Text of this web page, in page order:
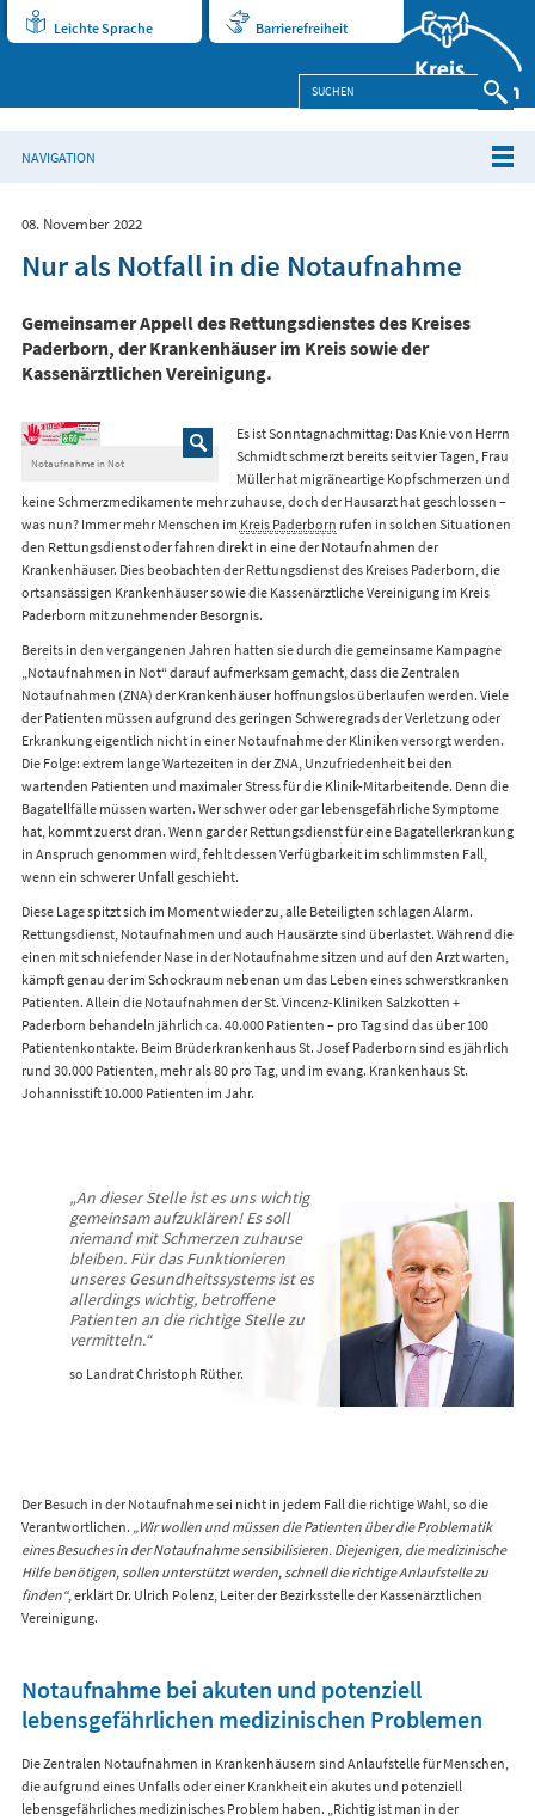
Leichte Sprache Barrierefreiheit
NAVIGATION
08. November 2022
Nur als Notfall in die Notaufnahme
Gemeinsamer Appell des Rettungsdienstes des Kreises
Paderborn, der Krankenhäuser im Kreis sowie der
Kassenärztlichen Vereinigung.
Notaufnahme in Not
Es ist Sonntagnachmittag: Das Knie von Herrn
Schmidt schmerzt bereits seit vier Tagen, Frau
Müller hat migräneartige Kopfschmerzen und
keine Schmerzmedikamente mehr zuhause, doch der Hausarzt hat geschlossen –
was nun? Immer mehr Menschen im Kreis Paderborn rufen in solchen Situationen
den Rettungsdienst oder fahren direkt in eine der Notaufnahmen der
Krankenhäuser. Dies beobachten der Rettungsdienst des Kreises Paderborn, die
ortsansässigen Krankenhäuser sowie die Kassenärztliche Vereinigung im Kreis
Paderborn mit zunehmender Besorgnis.
Bereits in den vergangenen Jahren hatten sie durch die gemeinsame Kampagne
„Notaufnahmen in Not“ darauf aufmerksam gemacht, dass die Zentralen
Notaufnahmen (ZNA) der Krankenhäuser hoffnungslos überlaufen werden. Viele
der Patienten müssen aufgrund des geringen Schweregrads der Verletzung oder
Erkrankung eigentlich nicht in einer Notaufnahme der Kliniken versorgt werden.
Die Folge: extrem lange Wartezeiten in der ZNA, Unzufriedenheit bei den
wartenden Patienten und maximaler Stress für die Klinik-Mitarbeitende. Denn die
Bagatellfälle müssen warten. Wer schwer oder gar lebensgefährliche Symptome
hat, kommt zuerst dran. Wenn gar der Rettungsdienst für eine Bagatellerkrankung
in Anspruch genommen wird, fehlt dessen Verfügbarkeit im schlimmsten Fall,
wenn ein schwerer Unfall geschieht.
Diese Lage spitzt sich im Moment wieder zu, alle Beteiligten schlagen Alarm.
Rettungsdienst, Notaufnahmen und auch Hausärzte sind überlastet. Während die
einen mit schniefender Nase in der Notaufnahme sitzen und auf den Arzt warten,
kämpft genau der im Schockraum nebenan um das Leben eines schwerstkranken
Patienten. Allein die Notaufnahmen der St. Vincenz-Kliniken Salzkotten +
Paderborn behandeln jährlich ca. 40.000 Patienten – pro Tag sind das über 100
Patientenkontakte. Beim Brüderkrankenhaus St. Josef Paderborn sind es jährlich
rund 30.000 Patienten, mehr als 80 pro Tag, und im evang. Krankenhaus St.
Johannisstift 10.000 Patienten im Jahr.
„An dieser Stelle ist es uns wichtig
gemeinsam aufzuklären! Es soll
niemand mit Schmerzen zuhause
bleiben. Für das Funktionieren
unseres Gesundheitssystems ist es
allerdings wichtig, betroffene
Patienten an die richtige Stelle zu
vermitteln.“
so Landrat Christoph Rüther.
Der Besuch in der Notaufnahme sei nicht in jedem Fall die richtige Wahl, so die
Verantwortlichen. „Wir wollen und müssen die Patienten über die Problematik
eines Besuches in der Notaufnahme sensibilisieren. Diejenigen, die medizinische
Hilfe benötigen, sollen unterstützt werden, schnell die richtige Anlaufstelle zu
finden“, erklärt Dr. Ulrich Polenz, Leiter der Bezirksstelle der Kassenärztlichen
Vereinigung.
Notaufnahme bei akuten und potenziell
lebensgefährlichen medizinischen Problemen
Die Zentralen Notaufnahmen in Krankenhäusern sind Anlaufstelle für Menschen,
die aufgrund eines Unfalls oder einer Krankheit ein akutes und potenziell
lebensgefährliches medizinisches Problem haben. „Richtig ist man in der